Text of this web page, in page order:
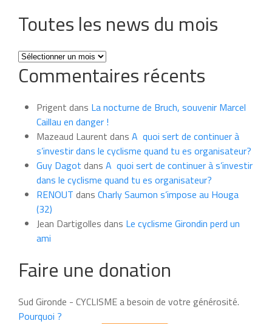
Toutes les news du mois
Toutes
les
news
mois
Commentaires récents
Prigent dans La nocturne de Bruch, souvenir Marcel
Caillau en danger !
Mazeaud Laurent dans A quoi sert de continuer à
s’investir dans le cyclisme quand tu es organisateur?
Guy Dagot dans A quoi sert de continuer à s’investir
dans le cyclisme quand tu es organisateur?
RENOUT dans Charly Saumon s’impose au Houga
(32)
Jean Dartigolles dans Le cyclisme Girondin perd un
ami
Faire une donation
Sud Gironde - CYCLISME a besoin de votre générosité.
Pourquoi ?